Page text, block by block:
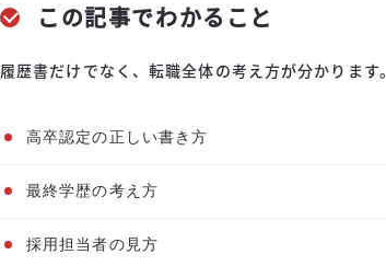
この記事でわかること
履歴書だけでなく、転職全体の考え方が分かります。
高卒認定の正しい書き方
最終学歴の考え方
採用担当者の見方